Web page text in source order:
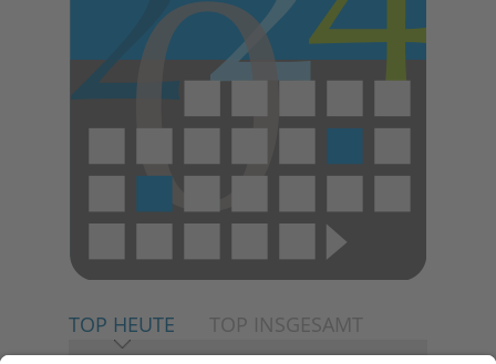
TOP HEUTE TOP INSGESAMT